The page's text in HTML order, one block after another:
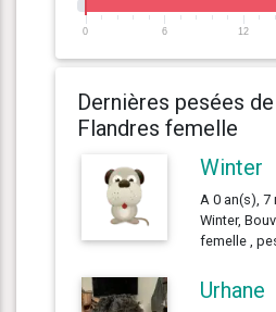
0 6 12
Dernières pesées
Flandres femelle
Winter
A 0 an(s), 7
Winter,
femelle ,
Urhane